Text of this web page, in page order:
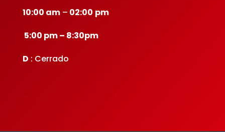
10:00 am– 02:00 pm
5:00 pm – 8:30pm
D : Cerrado